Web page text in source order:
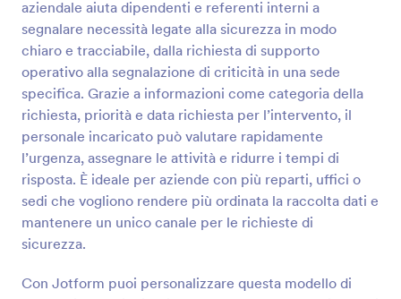
aziendale aiuta dipendenti e referenti interni a
segnalare necessità legate alla sicurezza in modo
chiaro e tracciabile, dalla richiesta di supporto
operativo alla segnalazione di criticità in una sede
specifica. Grazie a informazioni come categoria della
richiesta, priorità e data richiesta per l’intervento, il
personale incaricato può valutare rapidamente
l’urgenza, assegnare le attività e ridurre i tempi di
risposta. È ideale per aziende con più reparti, uffici o
sedi che vogliono rendere più ordinata la raccolta dati e
mantenere un unico canale per le richieste di
sicurezza.
Con Jotform puoi personalizzare questa modello di
selezionata con gli orari e le località per il ritiro e la
riconsegna - sarai pronto a fornire loro il prezzo che
si adatta meglio alle loro specifiche esigenze e alla
tua attività. Questo modello di Modulo di Richiesta
Preventivo (o richiesta di modulo preventivo) è
completamente personalizzabile e pronto per essere
creato da te!
Anteprima